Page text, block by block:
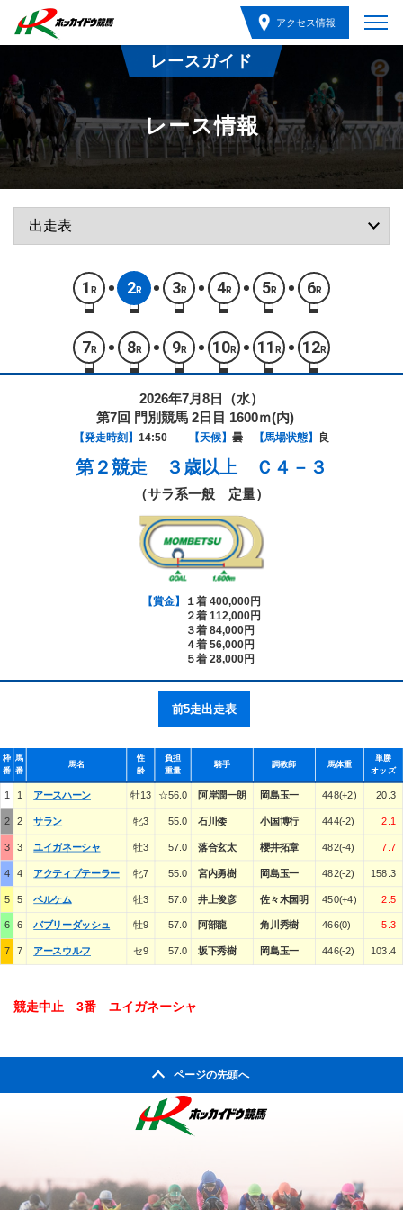
アクセス情報
レースガイド
レース情報
1 R 2R 3R 4R 5R 6R
7 R 8R 9R 10R 11 R 12R
2026年7月8日（水）
第7回 門別競馬 2日目 1600ｍ(内)
【発走時刻】 14:50 【天候】 曇 【馬場状態】 良
第２競走 ３歳以上 Ｃ４－３
（サラ系一般 定量）
【賞金】
１着 400,000円
２着 112,000円
３着 84,000円
４着 56,000円
５着 28,000円
前5走出走表
枠
番
馬
番
馬名
性
齢
負担
重量
騎手 調教師 馬体重
単勝
オッズ
1 1 アースハーン 牡13 ☆56.0 阿岸潤一朗 岡島玉一 448(+2) 20.3
2 2 サラン 牝3 55.0 石川倭 小国博行 444(-2) 2.1
3 3 ユイガネーシャ 牡3 57.0 落合玄太 櫻井拓章 482(-4) 7.7
4 4 アクティブテーラー 牝7 55.0 宮内勇樹 岡島玉一 482(-2) 158.3
5 5 ベルケム 牡3 57.0 井上俊彦 佐々木国明 450(+4) 2.5
6 6 バブリーダッシュ 牡9 57.0 阿部龍 角川秀樹 466(0) 5.3
7 7 アースウルフ セ9 57.0 坂下秀樹 岡島玉一 446(-2) 103.4
競走中止 3番 ユイガネーシャ
ページの先頭へ